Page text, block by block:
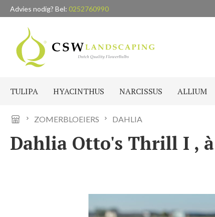
de hoofdinhoud
Ga naar de zoekopdracht
Ga naar de hoofdnavigatie
Advies nodig? Bel: 0252760990
TULIPA HYACINTHUS NARCISSUS ALLIUM
ZOMERBLOEIERS DAHLIA
Dahlia Otto's Thrill I ,